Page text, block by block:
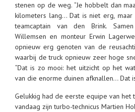
stenen op de weg. “Je hobbelt dan
kilometers lang… Dat is niet erg, maar
teamcaptain van den Brink.
Willemsen en monteur Erwin
opnieuw erg genoten van de
waarbij de truck opnieuw zeer hoge
“Dat is zo mooi: het uitzicht op het
van die enorme duinen afknallen… Dat
Gelukkig had de eerste equipe van het
vandaag zijn turbo-technicus Martien